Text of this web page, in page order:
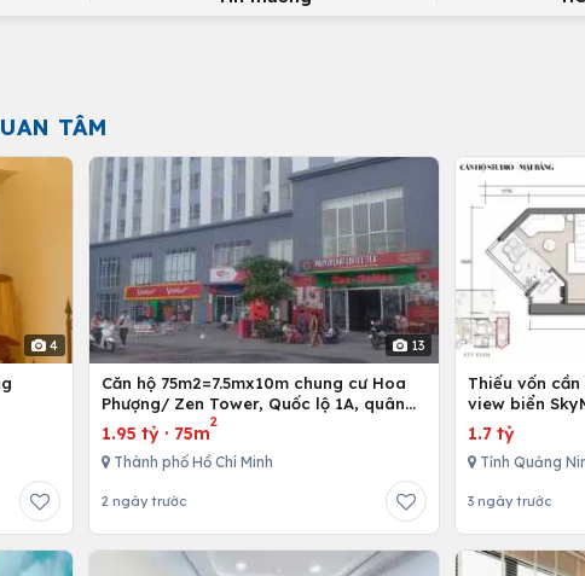
TÂM
4 13
Căn hộ 75m2=7.5mx10m chung cư Hoa
Phượng/ Zen Tower, Quốc lộ 1A, quân
12,Tp. Hồ Chí Minh, Việt Nam
1.95 tỷ · 75m
2
Thành phố Hồ Chí Minh
2 ngày trước
Thiếu vốn
view biển
1.7 tỷ
Tỉnh Quảng
3 ngày trước